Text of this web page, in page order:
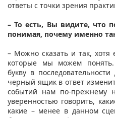
ответы с точки зрения
– То есть, Вы видите, что
понимая, почему именно
– Можно сказать и так, хотя
которые мы можем
букву в
черный ящик в ответ
событий нам по-прежнему
уверенностью говорить,
какие – менее в данном